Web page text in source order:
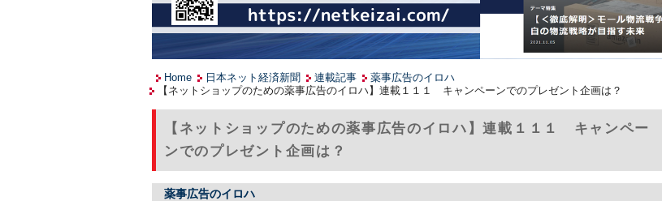
Home 日本ネット経済新聞 連載記事
薬事広告のイロハ
【ネットショップのための薬事広告のイロハ】連載１１１ キャンペーンでのプレゼント企画は？
【ネットショップのための薬事広告のイロハ】連載１１１ キャンペー
ンでのプレゼント企画は？
薬事広告のイロハ